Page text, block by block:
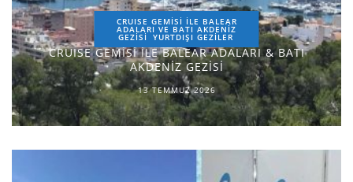
CRUISE GEMİSİ İLE BALEAR
ADALARI VE BATI AKDENİZ
GEZİSİ YURTDIŞI GEZILER
CRUISE GEMİSİ İLE BALEAR ADALARI & BATI
AKDENİZ GEZİSİ
13 TEMMUZ 2026